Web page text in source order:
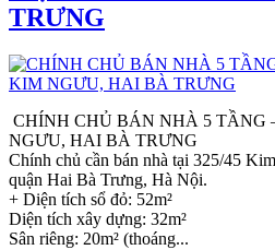
TRƯNG
CHÍNH CHỦ BÁN NHÀ 5 TẦNG
NGƯU, HAI BÀ TRƯNG
Chính chủ cần bán nhà tại 325/45
quận Hai Bà Trưng, Hà Nội.
+ Diện tích sổ đỏ: 52m²
Diện tích xây dựng: 32m²
Sân riêng: 20m² (thoáng...